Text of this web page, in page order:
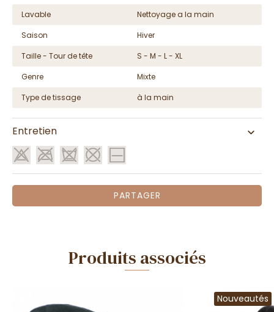
Lavable
Nettoyage a la main
Saison
Hiver
Taille - Tour de tête
S - M - L - XL
Genre
Mixte
Type de tissage
à la main
Entretien
PARTAGER
Produits associés
Nouveautés